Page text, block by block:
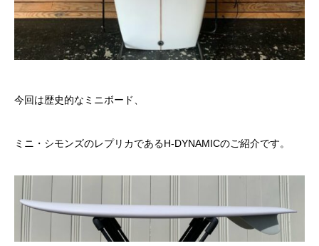
今回は歴史的なミニボード、
ミニ・シモンズのレプリカであるH-DYNAMICのご紹介です。